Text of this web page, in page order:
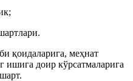
қоидаларига, меҳнат
доир кўрсатмаларига